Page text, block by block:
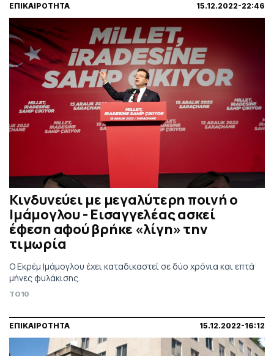
ΕΠΙΚΑΙΡΟΤΗΤΑ 15.12.2022-22:46
Κινδυνεύει με μεγαλύτερη ποινή ο
Ιμάμογλου - Εισαγγελέας ασκεί
έφεση αφού βρήκε «λίγη» την
τιμωρία
Ο Εκρέμ Ιμάμογλου έχει καταδικαστεί σε δύο χρόνια και επτά
μήνες φυλάκισης.
TO10
ΕΠΙΚΑΙΡΟΤΗΤΑ 15.12.2022-16:12